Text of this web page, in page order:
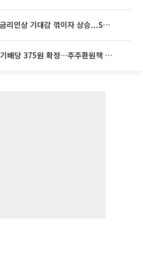
뉴욕증시, 연준 금리인상 기대감 꺾이자 상승...S&P500 사상 최고치 [종합]
SK하이닉스, 분기배당 375원 확정…주주환원책 9월로 앞당겨 발표